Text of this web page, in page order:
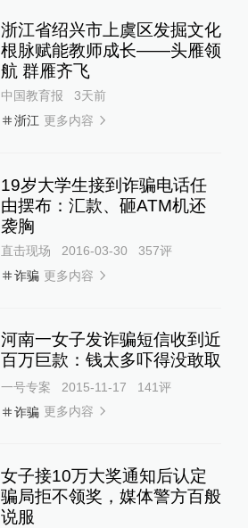
浙江省绍兴市上虞区发掘文化
根脉赋能教师成长——头雁领
航 群雁齐飞
中国教育报
3天前
浙江 更多内容
19岁大学生接到诈骗电话任
由摆布：汇款、砸ATM机还
袭胸
直击现场 2016-03-30 357评
诈骗 更多内容
河南一女子发诈骗短信收到近
百万巨款：钱太多吓得没敢取
一号专案 2015-11-17 141评
诈骗 更多内容
女子接10万大奖通知后认定
骗局拒不领奖，媒体警方百般
说服